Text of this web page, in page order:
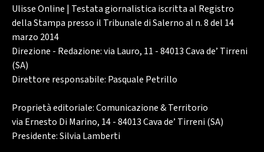
Ulisse Online | Testata giornalistica iscritta al Registro
della Stampa presso il Tribunale di Salerno al n. 8 del 14
marzo 2014
Direzione - Redazione: via Lauro, 11 - 84013 Cava de’ Tirreni
(SA)
Direttore responsabile: Pasquale Petrillo
Proprietà editoriale: Comunicazione & Territorio
via Ernesto Di Marino, 14 - 84013 Cava de’ Tirreni (SA)
Presidente: Silvia Lamberti